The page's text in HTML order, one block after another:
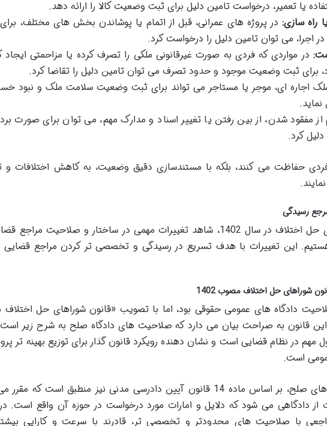
یا تعمیر، درخواست تامین دلیل برای ثبت وضعیت کالا را ارائه دهد.
راه سازی:در پروژه های عمرانی، قبل از اتمام یا پوشاندن بخش های مختلف،
اجرا، می توان تامین دلیل را درخواست کرد.
در مواردی که فردی به صورت غیرقانونی ملکی را تصرف کرده یا مزاحمتی ایجاد
برای ثبت وضعیت موجود و حدود تصرف می توان تامین دلیل را تقاضا کرد.
اجاره ای، موجر یا مستاجر می تواند برای ثبت وضعیت سلامت ملک و نبود
مفقود شدن، از بین رفتن یا تغییر اسناد و مدارک مهم، می توان برای صورت
کرد.
فردی حفاظت می کنند، بلکه با مستندسازی دقیق وضعیت، به کاهش اختلافات و
رسیدگی
با تصویب قانون جدید شوراهای حل اختلاف در سال 1402، شاهد تغییرات مهمی در ساختار و صلاحیت
این تغییرات با هدف تسریع در رسیدگی و تخصصی تر کردن مراجع
دادگاه های عمومی حقوقی بود، اما با تصویب «قانون شوراهای حل
مهم در نظام قضایی است و نشان دهنده رویکرد قانون گذار برای توزیع بهینه تر
است.
این انتقال صلاحیت به دادگاه های صلح، بر اساس ماده 14 قانون آیین دادرسی مدنی نیز منطبق است که
از دادگاهی می شود که دلایل و امارات مورد درخواست در حوزه آن واقع است. در
با صلاحیت های محدودتر و تخصصی تر، قادرند با سرعت و کارایی